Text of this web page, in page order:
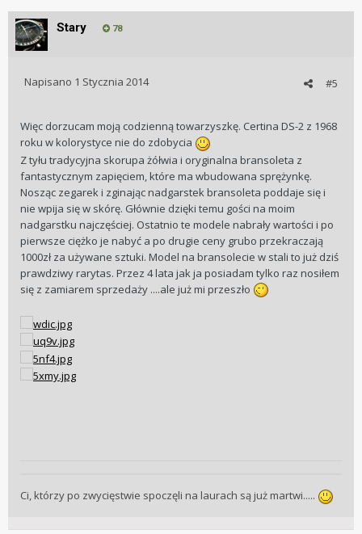
Stary 78
#5
Napisano 1 Stycznia 2014
Więc dorzucam moją codzienną towarzyszkę. Certina DS-2 z 1968
roku w kolorystyce nie do zdobycia
Z tyłu tradycyjna skorupa żółwia i oryginalna bransoleta z
fantastycznym zapięciem, które ma wbudowana sprężynkę.
Nosząc zegarek i zginając nadgarstek bransoleta poddaje się i
nie wpija się w skórę. Głównie dzięki temu gości na moim
nadgarstku najczęściej. Ostatnio te modele nabrały wartości i po
pierwsze ciężko je nabyć a po drugie ceny grubo przekraczają
1000zł za używane sztuki. Model na bransolecie w stali to już dziś
prawdziwy rarytas. Przez 4 lata jak ja posiadam tylko raz nosiłem
się z zamiarem sprzedaży ....ale już mi przeszło
Ci, którzy po zwycięstwie spoczęli na laurach są już martwi.....